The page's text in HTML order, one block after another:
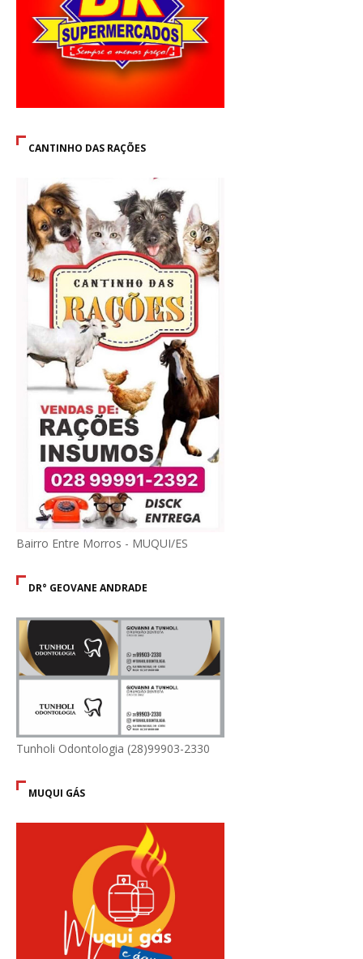
CANTINHO DAS RAÇÕES
Bairro Entre Morros - MUQUI/ES
DR° GEOVANE ANDRADE
Tunholi Odontologia (28)99903-2330
MUQUI GÁS